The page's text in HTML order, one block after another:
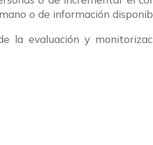
o de información
la evaluación y